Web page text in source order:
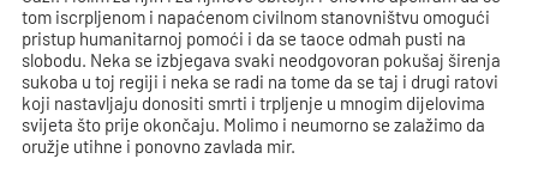
tom iscrpljenom i napaćenom civilnom stanovništvu omogući
pristup humanitarnoj pomoći i da se taoce odmah pusti na
slobodu. Neka se izbjegava svaki neodgovoran pokušaj širenja
sukoba u toj regiji i neka se radi na tome da se taj i drugi ratovi
koji nastavljaju donositi smrti i trpljenje u mnogim dijelovima
svijeta što prije okončaju. Molimo i neumorno se zalažimo da
oružje utihne i ponovno zavlada mir.